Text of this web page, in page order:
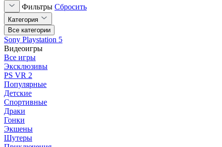
Фильтры Сбросить
Категория
Все категории
Sony Playstation 5
Видеоигры
Все игры
Эксклюзивы
PS VR 2
Популярные
Детские
Спортивные
Драки
Гонки
Экшены
Шутеры